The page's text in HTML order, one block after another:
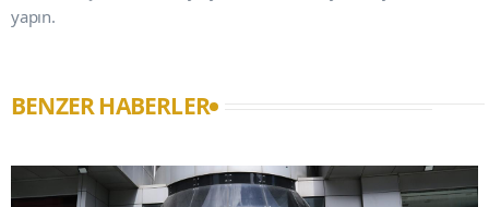
yapın.
BENZER HABERLER